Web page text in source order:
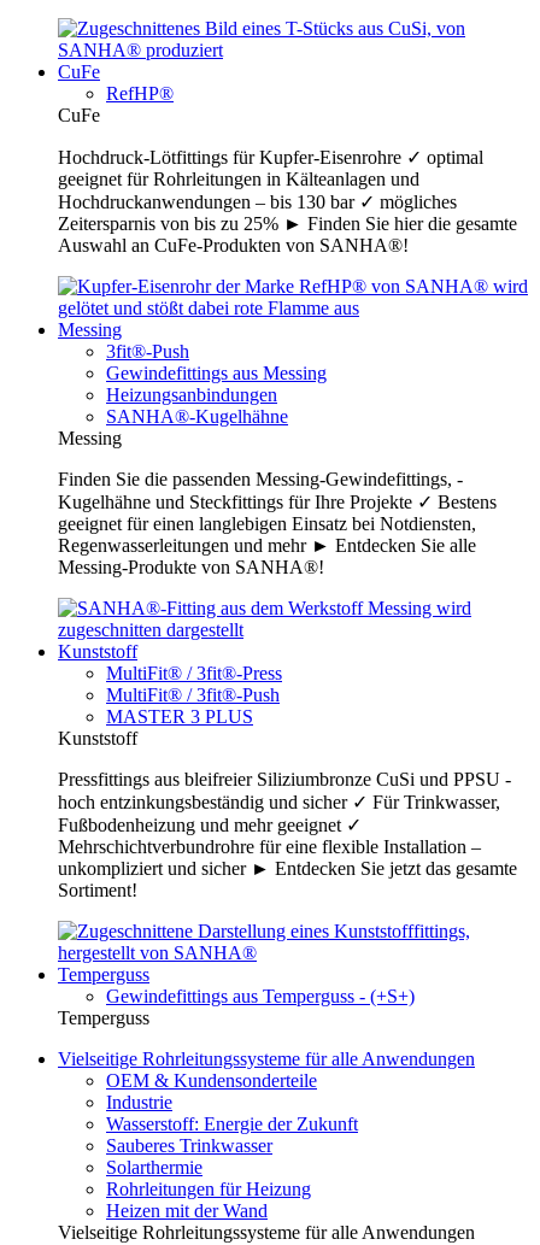
CuFe
RefHP®
CuFe
Hochdruck-Lötfittings für Kupfer-Eisenrohre ✓ optimal
geeignet für Rohrleitungen in Kälteanlagen und
Hochdruckanwendungen – bis 130 bar ✓ mögliches
Zeitersparnis von bis zu 25% ► Finden Sie hier die gesamte
Auswahl an CuFe-Produkten von SANHA®!
Messing
3fit®-Push
Gewindefittings aus Messing
Heizungsanbindungen
SANHA®-Kugelhähne
Messing
Finden Sie die passenden Messing-Gewindefittings, -
Kugelhähne und Steckfittings für Ihre Projekte ✓ Bestens
geeignet für einen langlebigen Einsatz bei Notdiensten,
Regenwasserleitungen und mehr ► Entdecken Sie alle
Messing-Produkte von SANHA®!
Kunststoff
MultiFit® / 3fit®-Press
MultiFit® / 3fit®-Push
MASTER 3 PLUS
Kunststoff
Pressfittings aus bleifreier Siliziumbronze CuSi und PPSU -
hoch entzinkungsbeständig und sicher ✓ Für Trinkwasser,
Fußbodenheizung und mehr geeignet ✓
Mehrschichtverbundrohre für eine flexible Installation –
unkompliziert und sicher ► Entdecken Sie jetzt das gesamte
Sortiment!
Temperguss
Gewindefittings aus Temperguss - (+S+)
Temperguss
Vielseitige Rohrleitungssysteme für alle Anwendungen
OEM & Kundensonderteile
Industrie
Wasserstoff: Energie der Zukunft
Sauberes Trinkwasser
Solarthermie
Rohrleitungen für Heizung
Heizen mit der Wand
Vielseitige Rohrleitungssysteme für alle Anwendungen